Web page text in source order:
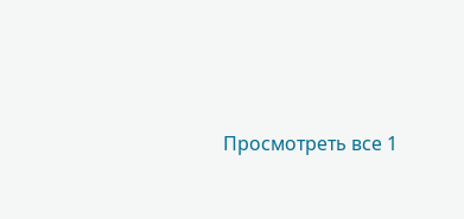
Просмотреть все 1